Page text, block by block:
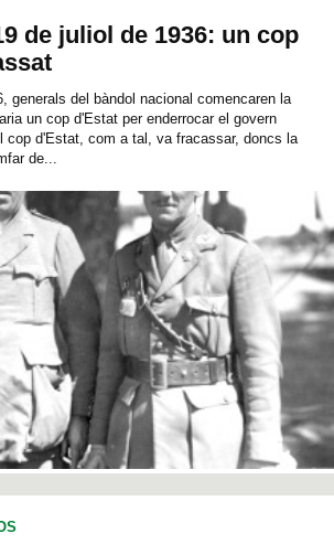
de juliol de 1936: un cop
generals del bàndol nacional comencaren la
un cop d'Estat per enderrocar el govern
cop d'Estat, com a tal, va fracassar, doncs la
de...